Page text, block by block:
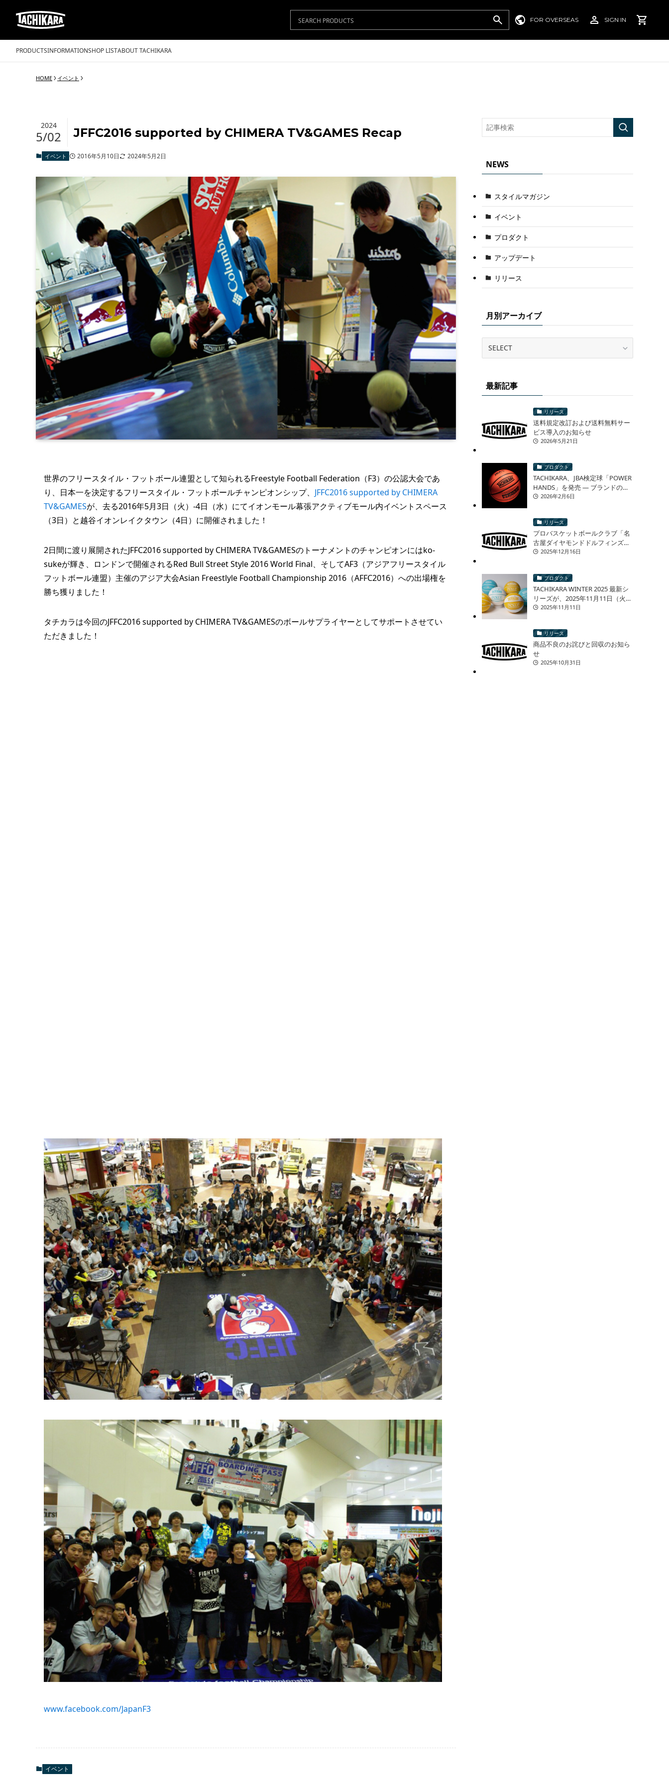
FOR OVERSEAS SIGN IN
PRODUCTSINFORMATIONSHOP LISTABOUT TACHIKARA
HOME イベント
JFFC2016 supported by CHIMERA TV&GAMES Recap
2024
5/02
イベント 2016年5月10日 2024年5月2日
世界のフリースタイル・フットボール連盟として知られるFreestyle Football Federation（F3）の公認大会であ
り、日本一を決定するフリースタイル・フットボールチャンピオンシップ、 JFFC2016 supported by CHIMERA
TV&GAMESが、去る2016年5月3日（火）-4日（水）にてイオンモール幕張アクティブモール内イベントスペース
（3日）と越谷イオンレイクタウン（4日）に開催されました！
2日間に渡り展開されたJFFC2016 supported by CHIMERA TV&GAMESのトーナメントのチャンピオンにはko-
sukeが輝き、ロンドンで開催されるRed Bull Street Style 2016 World Final、そしてAF3（アジアフリースタイル
フットボール連盟）主催のアジア大会Asian Freestlyle Football Championship 2016（AFFC2016）への出場権を
勝ち獲りました！
タチカラは今回のJFFC2016 supported by CHIMERA TV&GAMESのボールサプライヤーとしてサポートさせてい
ただきました！
www.facebook.com/JapanF3
イベント
NEWS
スタイルマガジン
イベント
プロダクト
アップデート
リリース
月別アーカイブ
最新記事
リリース
送料規定改訂および送料無料サー
ビス導入のお知らせ
2026年5月21日
プロダクト
TACHIKARA、JBA検定球「POWER
HANDS」を発売 ― ブランドの原
点「手力」を現代の競技シーンへ
2026年2月6日
リリース
プロバスケットボールクラブ「名
古屋ダイヤモンドドルフィンズ」
様とのオリジナルバスケットボー
2025年12月16日
プロダクト
TACHIKARA WINTER 2025 最新シ
リーズが、2025年11月11日（火）
より発売！
2025年11月11日
リリース
商品不良のお詫びと回収のお知ら
せ
2025年10月31日